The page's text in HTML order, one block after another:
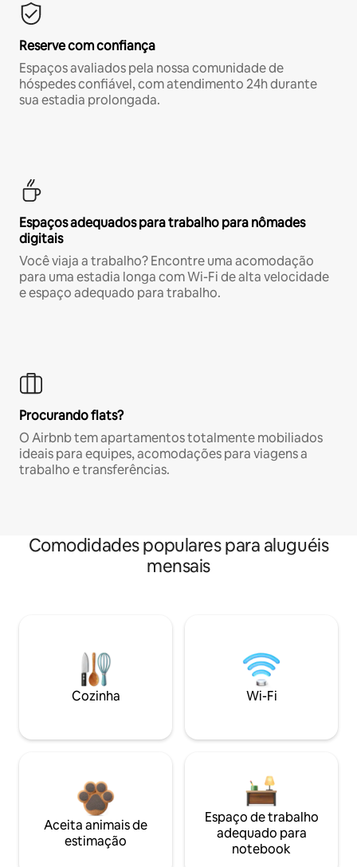
Reserve com confiança
Espaços avaliados pela nossa comunidade de
hóspedes confiável, com atendimento 24h durante
sua estadia prolongada.
Espaços adequados para trabalho para nômades
digitais
Você viaja a trabalho? Encontre uma acomodação
para uma estadia longa com Wi-Fi de alta velocidade
e espaço adequado para trabalho.
Procurando flats?
O Airbnb tem apartamentos totalmente mobiliados
ideais para equipes, acomodações para viagens a
trabalho e transferências.
Comodidades populares para aluguéis
mensais
Cozinha Wi-Fi
Aceita animais de
estimação
Espaço de trabalho
adequado para
notebook